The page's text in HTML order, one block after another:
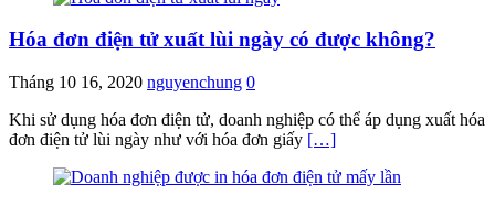
Hóa đơn điện tử xuất lùi ngày có được không?
Tháng 10 16, 2020 nguyenchung 0
Khi sử dụng hóa đơn điện tử, doanh nghiệp có thể áp dụng xuất hóa
đơn điện tử lùi ngày như với hóa đơn giấy […]